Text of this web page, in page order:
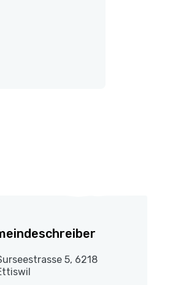
5, 6218